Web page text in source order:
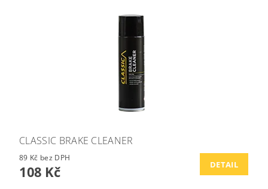
CLASSIC BRAKE CLEANER
89 Kč bez DPH
108 Kč DETAIL